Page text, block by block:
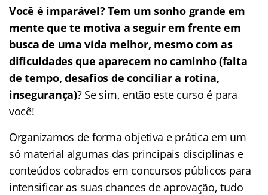
Você é imparável? Tem um sonho grande em
mente que te motiva a seguir em frente em
busca de uma vida melhor, mesmo com as
dificuldades que aparecem no caminho (falta
de tempo, desafios de conciliar a rotina,
insegurança)? Se sim, então este curso é para
você!
Organizamos de forma objetiva e prática em um
só material algumas das principais disciplinas e
conteúdos cobrados em concursos públicos para
intensificar as suas chances de aprovação, tudo